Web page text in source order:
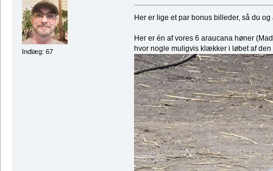
Indlæg: 67
Her er lige et par bonus billeder, så du
Her er én af vores 6 araucana høner
hvor nogle muligvis klækker i løbet af